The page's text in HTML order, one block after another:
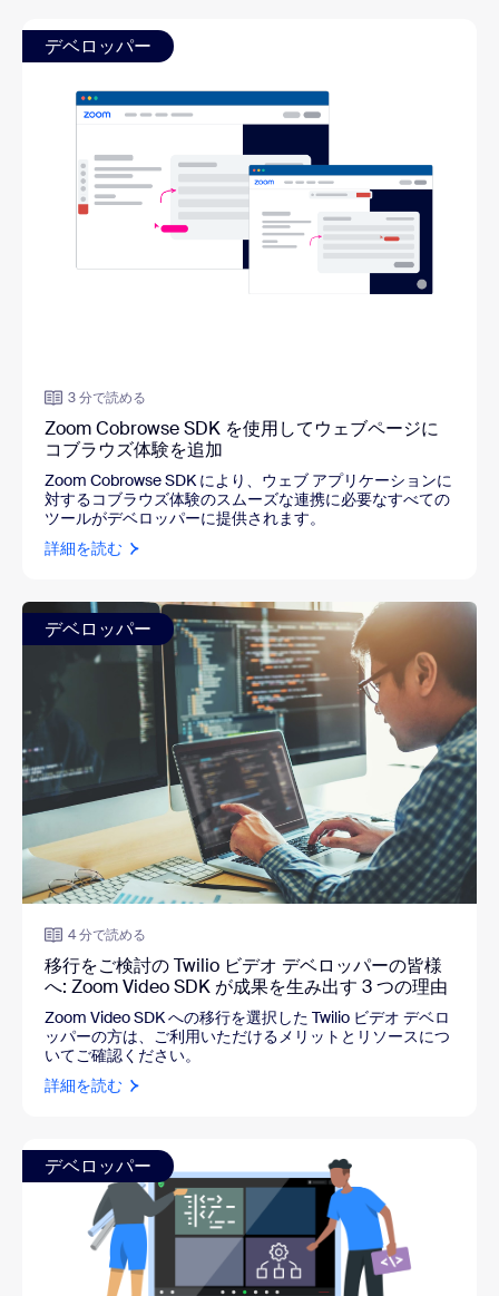
デベロッパー
3 分で読める
Zoom Cobrowse SDK を使用してウェブページに
コブラウズ体験を追加
Zoom Cobrowse SDK により、ウェブ アプリケーションに
対するコブラウズ体験のスムーズな連携に必要なすべての
ツールがデベロッパーに提供されます。
詳細を読む
デベロッパー
4 分で読める
移行をご検討の Twilio ビデオ デベロッパーの皆様
へ: Zoom Video SDK が成果を生み出す 3 つの理由
Zoom Video SDK への移行を選択した Twilio ビデオ デベロ
ッパーの方は、ご利用いただけるメリットとリソースにつ
いてご確認ください。
詳細を読む
デベロッパー